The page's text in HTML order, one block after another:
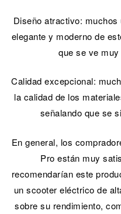
Diseño atractivo:
elegante y moderno de
que se ve
Calidad excepcional:
la calidad de los
señalando que se
En general, los
Pro están muy
recomendarían este
un scooter eléctrico de
sobre su rendimiento,